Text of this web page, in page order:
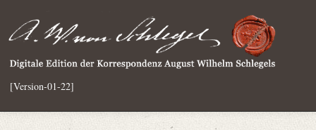
[Version-01-22]